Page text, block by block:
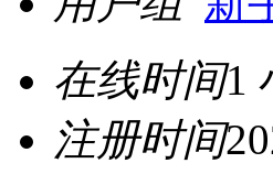
在线时间1
注册时间